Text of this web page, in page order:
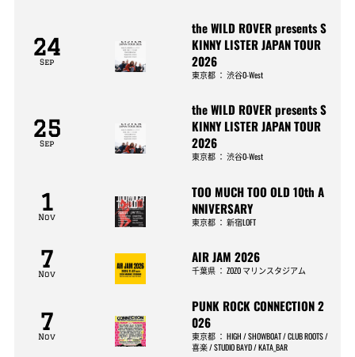
24
Sep
the WILD ROVER presents S
KINNY LISTER JAPAN TOUR
2026
東京都 ：渋谷O-West
25
Sep
the WILD ROVER presents S
KINNY LISTER JAPAN TOUR
2026
東京都 ：渋谷O-West
1
Nov
TOO MUCH TOO OLD 10th A
NNIVERSARY
東京都 ：新宿LOFT
7
Nov
AIR JAM 2026
千葉県 ：ZOZO マリンスタジアム
7
Nov
PUNK ROCK CONNECTION 2
026
東京都 ：HIGH / SHOWBOAT / CLUB ROOTS /
喜楽 / STUDIO BAYD / KATA_BAR